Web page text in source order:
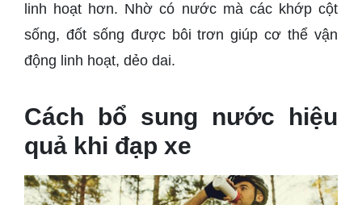
linh hoạt hơn. Nhờ có nước mà các khớp cột
sống, đốt sống được bôi trơn giúp cơ thể vận
động linh hoạt, dẻo dai.
Cách bổ sung nước hiệu
quả khi đạp xe